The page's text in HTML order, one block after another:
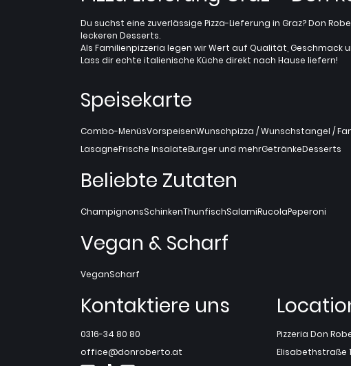
Du suchst eine zuverlässige Pizza-Lieferung in Graz? Don
leckeren Desserts.
Als Familienpizzeria legen wir Wert auf Qualität,
Lass dir echte italienische Küche direkt nach Hause liefern!
Speisekarte
Combo-MenüsVorspeisenWunschpizza / Wunschstangel /
LasagneFrische InsalateBurger und mehrGetränkeDesserts
Beliebte Zutaten
ChampignonsSchinkenThunfischSalamiRucolaPeperoni
Vegan & Scharf
VeganScharf
Kontaktiere uns
0316-34 80 80
office@donroberto.at
Pizzeria Don
Elisabethstraße